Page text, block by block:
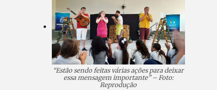
“Estão sendo feitas várias ações para deixar
essa mensagem importante” – Foto:
Reprodução